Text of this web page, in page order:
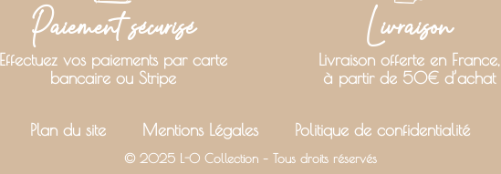
Paiement sécurisé
Effectuez vos paiements par carte
bancaire ou Stripe
Livraison
Livraison offerte en France,
à partir de 50€ d’achat
Plan du site Mentions Légales Politique de confidentialité
© 2025 L-O Collection – Tous droits réservés